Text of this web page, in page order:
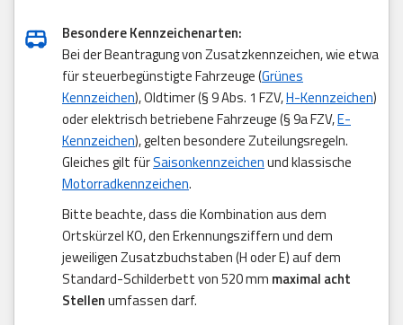
Besondere Kennzeichenarten:
Bei der Beantragung von Zusatzkennzeichen, wie etwa
für steuerbegünstigte Fahrzeuge (Grünes
Kennzeichen), Oldtimer (§ 9 Abs. 1 FZV,H-Kennzeichen)
oder elektrisch betriebene Fahrzeuge (§ 9a FZV,E-
Kennzeichen), gelten besondere Zuteilungsregeln.
Gleiches gilt fürSaisonkennzeichenund klassische
Motorradkennzeichen.
Bitte beachte, dass die Kombination aus dem
Ortskürzel KO, den Erkennungsziffern und dem
jeweiligen Zusatzbuchstaben (H oder E) auf dem
Standard-Schilderbett von 520 mm maximal acht
Stellenumfassen darf.